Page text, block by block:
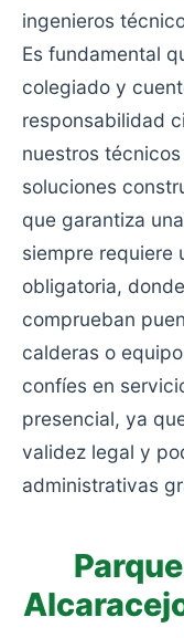
ingenieros
Es fundamental
colegiado y
responsabilidad
nuestros
soluciones
que garantiza
siempre requiere
obligatoria,
comprueban
calderas o
confíes en
presencial, ya
validez legal y
administrativas